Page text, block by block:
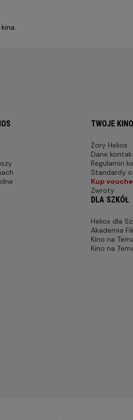
TWOJE KINO
Żory Helios
Dane
Regulamin
Standardy
Kup
Zwroty
DLA SZKÓŁ
Helios dla
Akademia
Kino na
Kino na